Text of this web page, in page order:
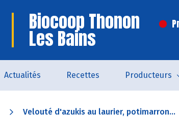
Biocoop Thonon
Les Bains
Actualités Recettes Producteurs
Velouté d'azukis au laurier, potimarron...